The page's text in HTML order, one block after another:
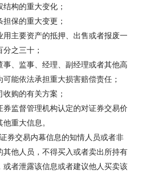
构的重大变化；
保的重大变更；
主要资产的抵押、出售或者报废一
之三十；
、监事、经理、副经理或者其他高
能依法承担重大损害赔偿责任；
购的有关方案；
监督管理机构认定的对证券交易价
重大信息。
券交易内幕信息的知情人员或者非
其他人员，不得买入或者卖出所持有
或者泄露该信息或者建议他人买卖该